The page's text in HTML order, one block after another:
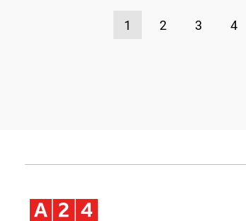
1 2 3 4